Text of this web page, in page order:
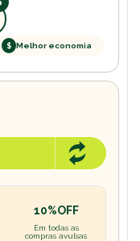
$ Melhor economia
10%OFF
Em todas as
compras avulsas